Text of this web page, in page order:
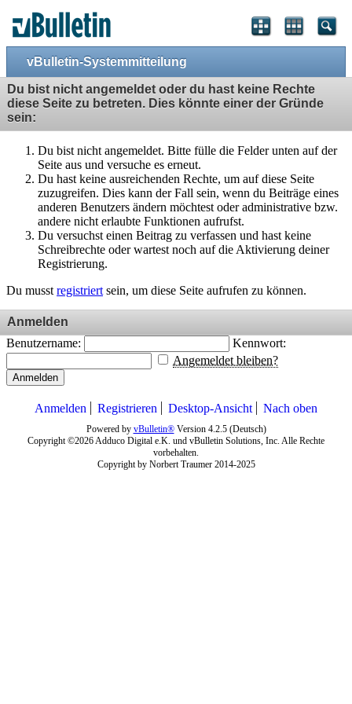
vBulletin-Systemmitteilung
Du bist nicht angemeldet oder du hast keine Rechte
diese Seite zu betreten. Dies könnte einer der Gründe
sein:
Du bist nicht angemeldet. Bitte fülle die Felder unten auf der
Seite aus und versuche es erneut.
Du hast keine ausreichenden Rechte, um auf diese Seite
zuzugreifen. Dies kann der Fall sein, wenn du Beiträge eines
anderen Benutzers ändern möchtest oder administrative bzw.
andere nicht erlaubte Funktionen aufrufst.
Du versuchst einen Beitrag zu verfassen und hast keine
Schreibrechte oder wartest noch auf die Aktivierung deiner
Registrierung.
Du musst registriert sein, um diese Seite aufrufen zu können.
Anmelden
Benutzername:
Kennwort:
Angemeldet bleiben?
Anmelden
Anmelden Registrieren Desktop-Ansicht Nach oben
Powered by vBulletin®Version 4.2.5 (Deutsch)
Copyright ©2026 Adduco Digital e.K. und vBulletin Solutions, Inc. Alle Rechte
vorbehalten.
Copyright by Norbert Traumer 2014-2025